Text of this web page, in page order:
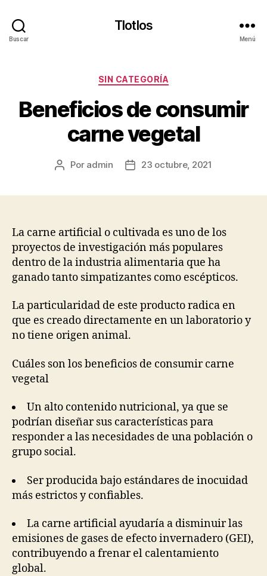
Buscar
Tlotlos
Menú
Categorías
SIN CATEGORÍA
Beneficios de consumir
carne vegetal
Autor
Por admin
Fecha23 octubre, 2021
La carne artificial o cultivada es uno de los
proyectos de investigación más populares
dentro de la industria alimentaria que ha
ganado tanto simpatizantes como escépticos.
La particularidad de este producto radica en
que es creado directamente en un laboratorio y
no tiene origen animal.
Cuáles son los beneficios de consumir carne
vegetal
Un alto contenido nutricional, ya que se
podrían diseñar sus características para
responder a las necesidades de una población o
grupo social.
Ser producida bajo estándares de inocuidad
más estrictos y confiables.
La carne artificial ayudaría a disminuir las
emisiones de gases de efecto invernadero (GEI),
contribuyendo a frenar el calentamiento
global.